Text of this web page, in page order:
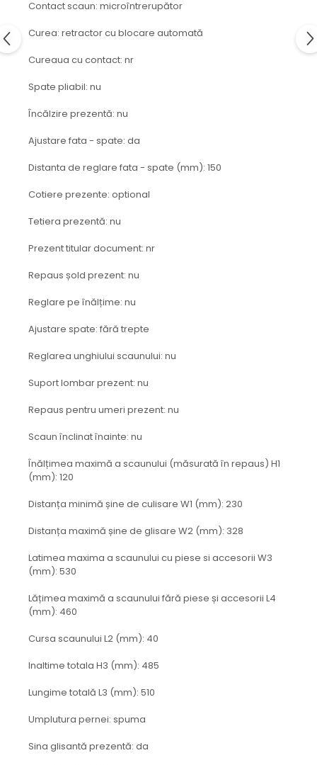
Bolturi, role si bucsi
MAMMUT LIFT
Electrice
Hidraulice
burduf
Electrice
Mecanice
Motoras electric si pompa
Cilindri si burdufuri protectie
Contact scaun: microîntrerupător
Curea: retractor cu blocare automată
Cureaua cu contact: nr
Spate pliabil: nu
Încălzire prezentă: nu
Ajustare fata - spate: da
Distanta de reglare fata - spate (mm): 150
Cotiere prezente: optional
Tetiera prezentă: nu
Prezent titular document: nr
Repaus șold prezent: nu
Reglare pe înălțime: nu
Ajustare spate: fără trepte
Reglarea unghiului scaunului: nu
Suport lombar prezent: nu
Repaus pentru umeri prezent: nu
Scaun înclinat înainte: nu
Înălțimea maximă a scaunului (măsurată în repaus) H1
(mm): 120
Distanța minimă șine de culisare W1 (mm): 230
Distanța maximă șine de glisare W2 (mm): 328
Latimea maxima a scaunului cu piese si accesorii W3
(mm): 530
Lățimea maximă a scaunului fără piese și accesorii L4
(mm): 460
Cursa scaunului L2 (mm): 40
Inaltime totala H3 (mm): 485
Lungime totală L3 (mm): 510
Umplutura pernei: spuma
Sina glisantă prezentă: da